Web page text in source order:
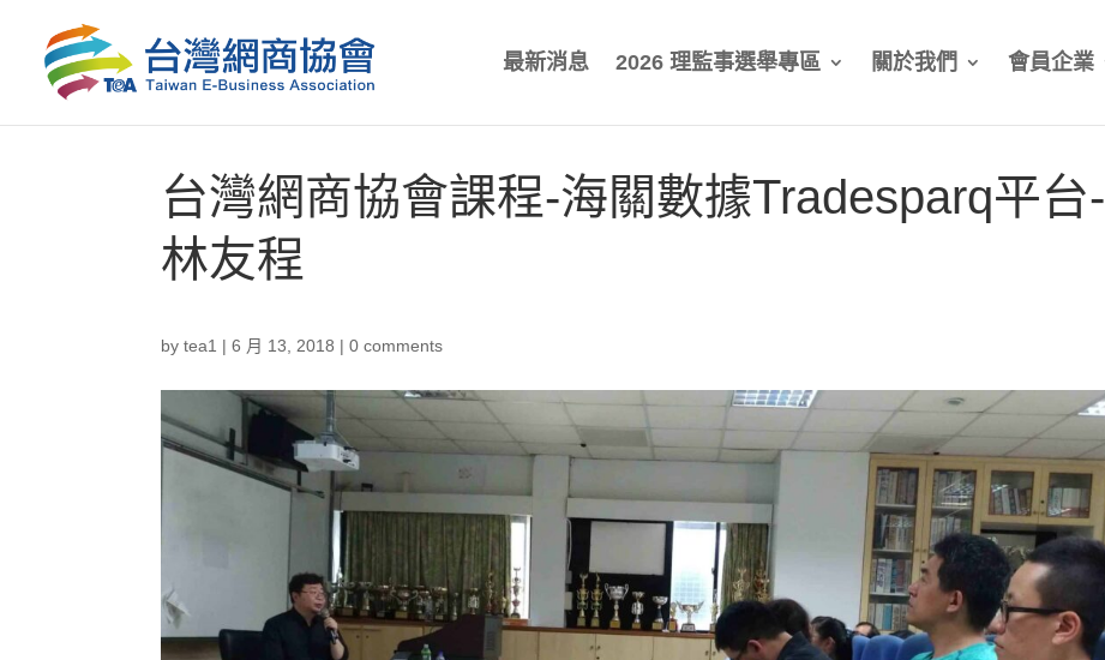
最新消息 2026 理監事選舉專區 關於我們 會員企業
台灣網商協會課程-海關數據Tradesparq平台-
林友程
bytea1 |6 月 13, 2018 |0 comments